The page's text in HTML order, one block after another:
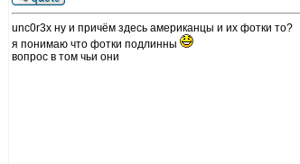
unc0r3x ну и причём здесь американцы и их фотки то?
я понимаю что фотки подлинны
вопрос в том чьи они